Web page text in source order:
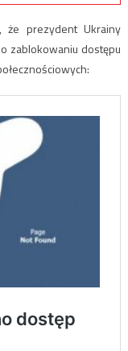
że prezydent Ukrainy
zablokowaniu dostępu